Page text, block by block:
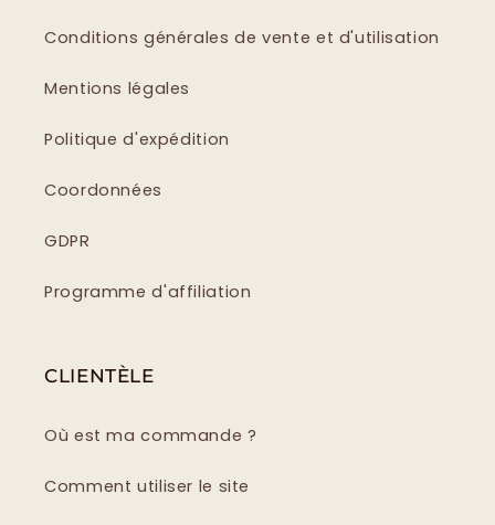
Conditions générales de vente et d'utilisation
Mentions légales
Politique d'expédition
Coordonnées
GDPR
Programme d'affiliation
CLIENTÈLE
Où est ma commande ?
Comment utiliser le site